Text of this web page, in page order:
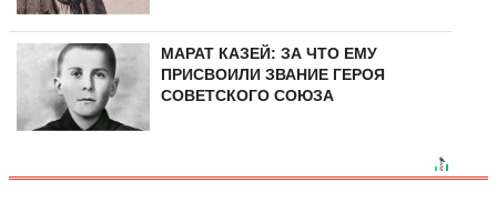
МАРАТ КАЗЕЙ: ЗА ЧТО ЕМУ
ПРИСВОИЛИ ЗВАНИЕ ГЕРОЯ
СОВЕТСКОГО СОЮЗА